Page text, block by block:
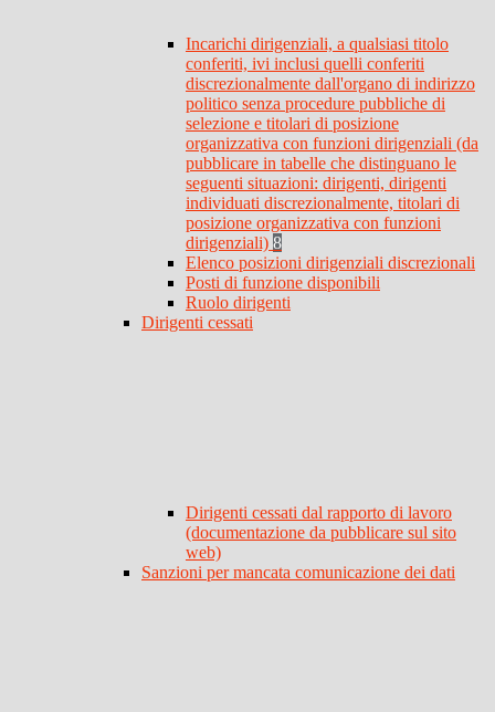
Incarichi dirigenziali, a qualsiasi titolo
conferiti, ivi inclusi quelli conferiti
discrezionalmente dall'organo di indirizzo
politico senza procedure pubbliche di
selezione e titolari di posizione
organizzativa con funzioni dirigenziali (da
pubblicare in tabelle che distinguano le
seguenti situazioni: dirigenti, dirigenti
individuati discrezionalmente, titolari di
posizione organizzativa con funzioni
dirigenziali) 8
Elenco posizioni dirigenziali discrezionali
Posti di funzione disponibili
Ruolo dirigenti
Dirigenti cessati
Dirigenti cessati dal rapporto di lavoro
(documentazione da pubblicare sul sito
web)
Sanzioni per mancata comunicazione dei dati